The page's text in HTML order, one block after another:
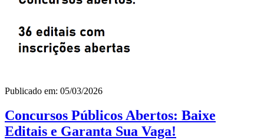
Publicado em: 05/03/2026
Concursos Públicos Abertos: Baixe
Editais e Garanta Sua Vaga!